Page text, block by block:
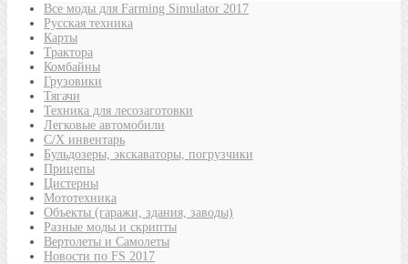
Все моды для Farming Simulator 2017
Русская техника
Карты
Трактора
Комбайны
Грузовики
Тягачи
Техника для лесозаготовки
Легковые автомобили
С/Х инвентарь
Бульдозеры, экскаваторы, погрузчики
Прицепы
Цистерны
Мототехника
Объекты (гаражи, здания, заводы)
Разные моды и скрипты
Вертолеты и Самолеты
Новости по FS 2017